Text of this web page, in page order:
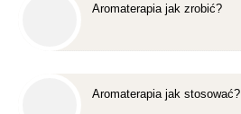
Aromaterapia jak zrobić?
Aromaterapia jak stosować?